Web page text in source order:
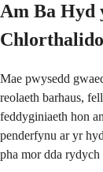
Am Ba Hyd
Mae pwysedd
reolaeth barhaus,
feddyginiaeth hon
penderfynu ar yr
pha mor dda